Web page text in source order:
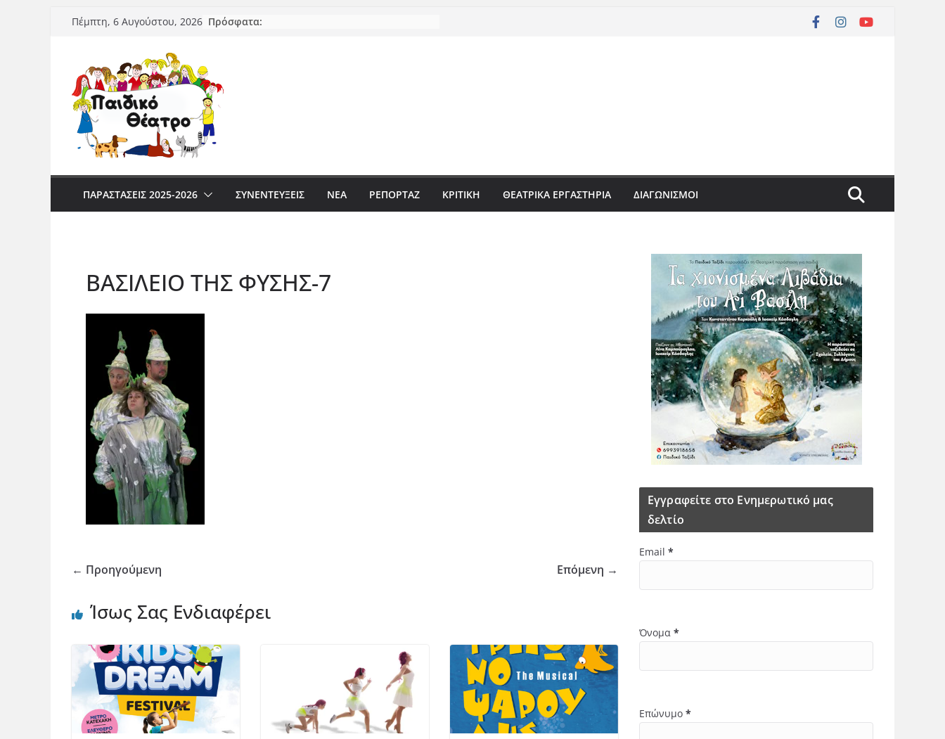
Μετάβαση
Πέμπτη, 6 Αυγούστου, 2026 Πρόσφατα:
ΠΑΡΑΣΤΆΣΕΙΣ 2025-2026 ΣΥΝΕΝΤΕΥΞΕΙΣ ΝΈΑ ΡΕΠΟΡΤΆΖ ΚΡΙΤΙΚΗ ΘΕΑΤΡΙΚΑ ΕΡΓΑΣΤΗΡΙΑ ΔΙΑΓΩΝΙΣΜΟΙ
ΒΑΣΙΛΕΙΟ ΤΗΣ ΦΥΣΗΣ-7
← Προηγούμενη Επόμενη →
Ίσως Σας Ενδιαφέρει
Εγγραφείτε στο Ενημερωτικό μας
δελτίο
Email *
Όνομα *
Επώνυμο *